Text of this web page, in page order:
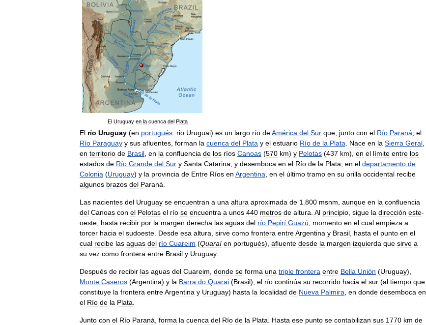
El Uruguay en la cuenca del Plata
El río Uruguay (en portugués: rio Uruguai) es un largo río deAmérica del Sur que junto con el Río Paraná el
Río Paraguay y sus afluentes forman la cuenca del Plata y el estuario Río de la Plata Nace en la Sierra Geral
en territorio de Brasil en la confluencia de los ríos Canoas (570 km) y Pelotas (437 km), en el límite entre los
estados de Río Grande del Sur y Santa Catarina y desemboca en el Río de la Plata en el departamento de
Colonia (Uruguay) y la provincia de Entre Ríos en Argentina en el último tramo en su orilla occidental recibe
algunos brazos del Paraná
Las nacientes del Uruguay se encuentran a una altura aproximada de 1 800 msnm aunque en la confluencia
del Canoas con el Pelotas el río se encuentra a unos 440 metros de altura Al principio sigue la dirección este-
oeste hasta recibir por la margen derecha las aguas del río Pepirí Guazú momento en el cual empieza a
torcer hacia el sudoeste Desde esa altura sirve como frontera entreArgentina y Brasil hasta el punto en el
cual recibe las aguas del río Cuareim (Quaraí en portugués), afluente desde la margen izquierda que sirve a
su vez como frontera entre Brasil y Uruguay.
Después de recibir las aguas del Cuareim donde se forma una triple frontera entre Bella Unión (Uruguay),
Monte Caseros (Argentina) y la Barra do Quarai (Brasil); el río continúa su recorrido hacia el sur (al tiempo que
constituye la frontera entreArgentina y Uruguay) hasta la localidad de Nueva Palmira en donde desemboca en
el Río de la Plata
Junto con el Río Paraná forma la cuenca del Río de la Plata Hasta ese punto se contabilizan sus 1770 km de